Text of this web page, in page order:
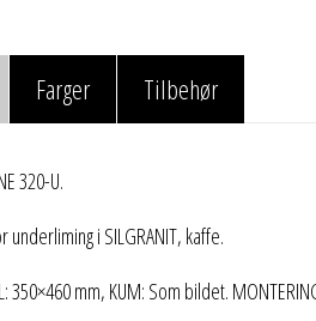
Farger Tilbehør
320-U.
underliming i SILGRANIT, kaffe.
350×460 mm, KUM: Som bildet.